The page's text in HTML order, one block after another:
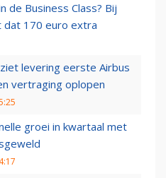
de Business Class? Bij
dat 170 euro extra
levering eerste Airbus
vertraging oplopen
groei in kwartaal met